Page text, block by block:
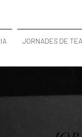
JORNADES DE